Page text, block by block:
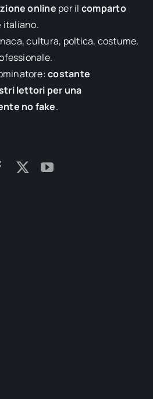
online per il comparto
italiano.
cultura, poltica, costume,
costante
lettori per una
no fake.